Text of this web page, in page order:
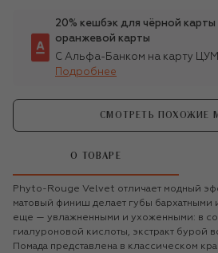
20% кешбэк для чёрной
оранжевой карты
С Альфа-Банком на карту
Подробнее
СМОТРЕТЬ ПОХОЖИЕ
О ТОВАРЕ
Phyto-Rouge Velvet отличает модный
матовый финиш делает губы
еще — увлажненными и ухоженными: в
гиалуроновой кислоты, экстракт бурой
Помада представлена в классическом